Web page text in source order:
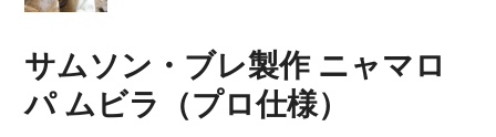
サムソン・ブレ製作 ニャマロ
パ ムビラ（プロ仕様）